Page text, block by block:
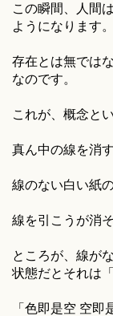
この瞬間、人間
ようになります。
存在とは無では
なのです。
これが、概念と
真ん中の線を消
線のない白い紙
線を引こうが消
ところが、線が
状態だとそれは
「色即是空 空即